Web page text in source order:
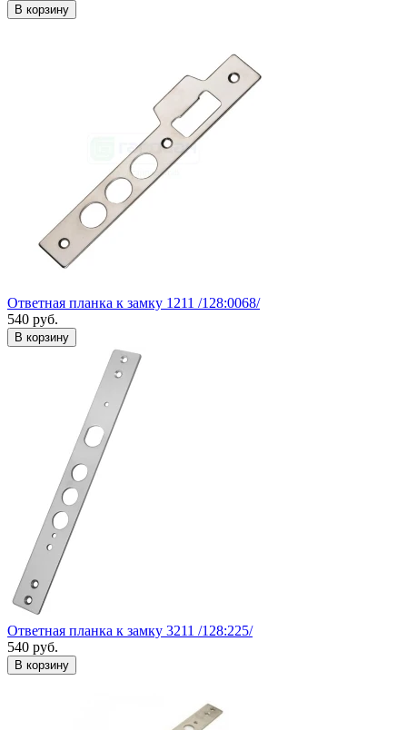
Ответная планка к замку 1211 /128:0068/
540 руб.
Ответная планка к замку 3211 /128:225/
540 руб.